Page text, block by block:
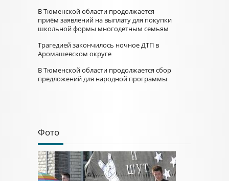
В Тюменской области продолжается
приём заявлений на выплату для покупки
школьной формы многодетным семьям
Трагедией закончилось ночное ДТП в
Аромашевском округе
В Тюменской области продолжается сбор
предложений для народной программы
Фото